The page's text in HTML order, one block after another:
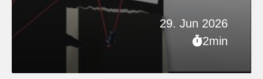
29. Jun 2026
2min